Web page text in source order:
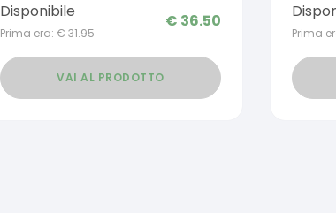
Disponibile
Prima era: €31.95
€ 36.50
VAI AL PRODOTTO
Prima